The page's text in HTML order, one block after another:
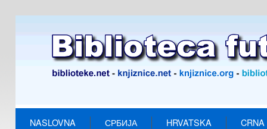
NASLOVNA СРБИЈА HRVATSKA